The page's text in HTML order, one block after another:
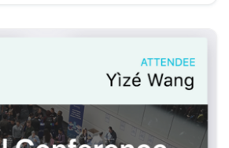
que les « Auto-linked Passes
Opportunities » et les
Apple Wallet a également fait
dévoilant de nouvelles
les billets d'événement avec